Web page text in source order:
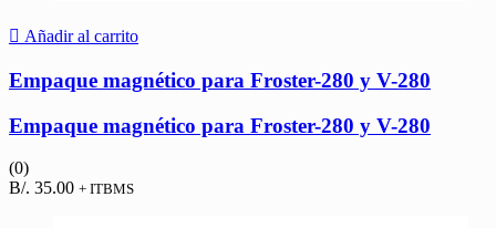
Añadir al carrito
Empaque magnético para Froster-280 y V-280
Empaque magnético para Froster-280 y V-280
(0)
B/. 35.00 + ITBMS